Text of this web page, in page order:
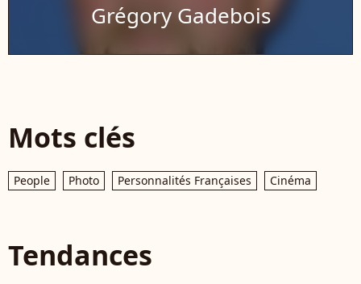
Grégory Gadebois
Mots clés
People Photo Personnalités Françaises Cinéma
Tendances